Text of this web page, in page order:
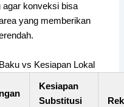
agar konveksi bisa
yang memberikan
vs Kesiapan Lokal
Kesiapan
Substitusi